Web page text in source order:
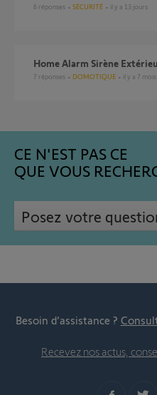
6 réponses SÉCURITÉ il y a 13 jours
Home Alarm Sirène
7 réponses DOMOTIQUE il y a 7 mois
CE N'EST PAS CE
QUE VOUS
Posez votre
Besoin d’assistance ?
Recevez nos actus,